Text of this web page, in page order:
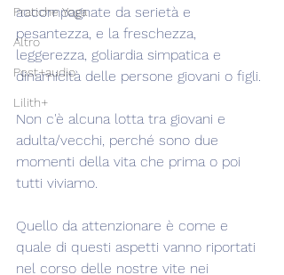
Pratiche Yoga
Altro
Post+audio
Lilith+
accompagnate da serietà e
pesantezza, e la freschezza,
leggerezza, goliardia simpatica e
dinamicità delle persone giovani o figli.
Non c'è alcuna lotta tra giovani e
adulta/vecchi, perché sono due
momenti della vita che prima o poi
tutti viviamo.
Quello da attenzionare è come e
quale di questi aspetti vanno riportati
nel corso delle nostre vite nei